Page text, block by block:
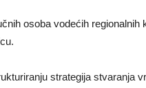
osoba vodećih regionalnih
strategija stvaranja